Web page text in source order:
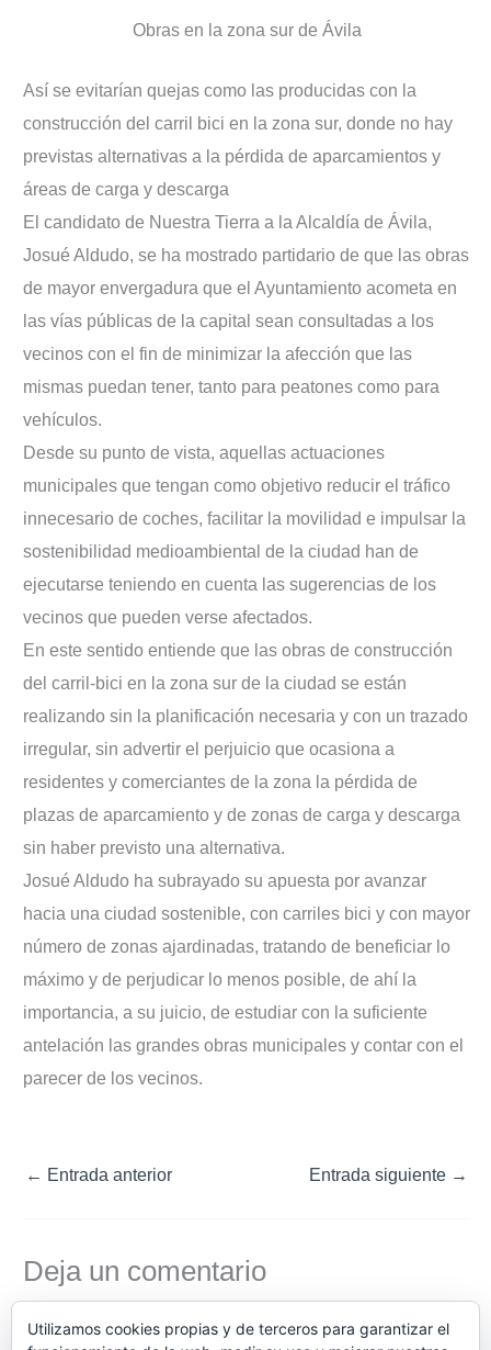
Obras en la zona sur de Ávila
Así se evitarían quejas como las producidas con la
construcción del carril bici en la zona sur, donde no hay
previstas alternativas a la pérdida de aparcamientos y
áreas de carga y descarga
El candidato de Nuestra Tierra a la Alcaldía de Ávila,
Josué Aldudo, se ha mostrado partidario de que las obras
de mayor envergadura que el Ayuntamiento acometa en
las vías públicas de la capital sean consultadas a los
vecinos con el fin de minimizar la afección que las
mismas puedan tener, tanto para peatones como para
vehículos.
Desde su punto de vista, aquellas actuaciones
municipales que tengan como objetivo reducir el tráfico
innecesario de coches, facilitar la movilidad e impulsar la
sostenibilidad medioambiental de la ciudad han de
ejecutarse teniendo en cuenta las sugerencias de los
vecinos que pueden verse afectados.
En este sentido entiende que las obras de construcción
del carril-bici en la zona sur de la ciudad se están
realizando sin la planificación necesaria y con un trazado
irregular, sin advertir el perjuicio que ocasiona a
residentes y comerciantes de la zona la pérdida de
plazas de aparcamiento y de zonas de carga y descarga
sin haber previsto una alternativa.
Josué Aldudo ha subrayado su apuesta por avanzar
hacia una ciudad sostenible, con carriles bici y con mayor
número de zonas ajardinadas, tratando de beneficiar lo
máximo y de perjudicar lo menos posible, de ahí la
importancia, a su juicio, de estudiar con la suficiente
antelación las grandes obras municipales y contar con el
parecer de los vecinos.
← Entrada anterior Entrada siguiente →
Deja un comentario
comentario.
Utilizamos cookies propias y de terceros para garantizar el